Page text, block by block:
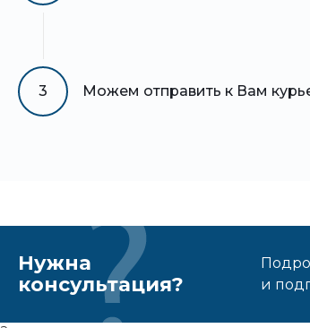
3 Можем отправить к Вам
Нужна
консультация?
и